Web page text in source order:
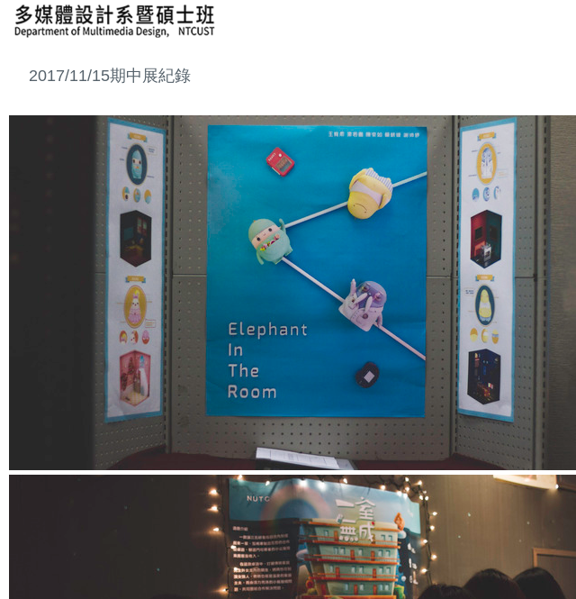
2017/11/15期中展紀錄